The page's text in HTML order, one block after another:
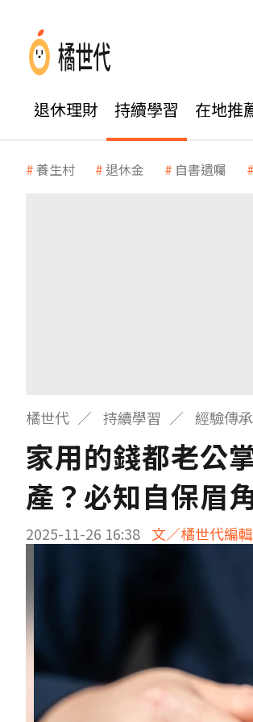
退休理財 持續學習 在地推
養生村 退休金 自書遺囑
橘世代 持續學習 經驗傳承
家用的錢都老公
產？必知自保眉
2025-11-26 16:38 文／橘世代編